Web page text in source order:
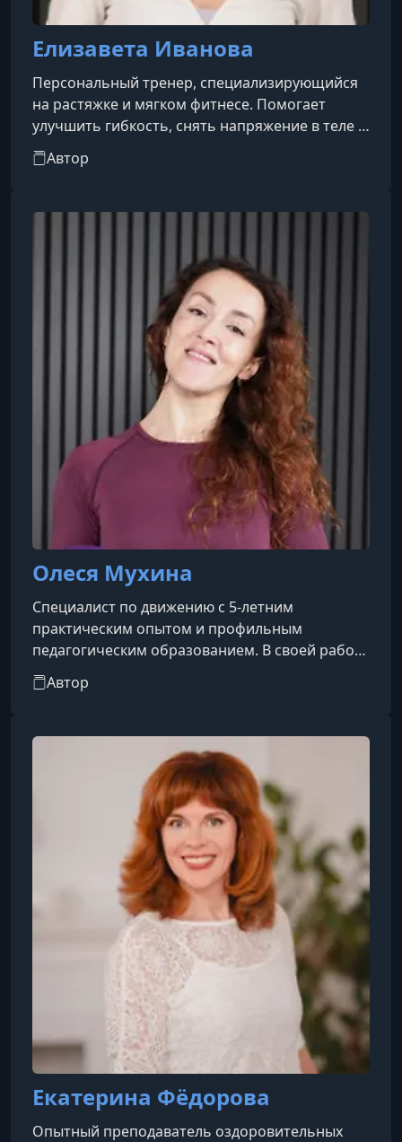
Елизавета Иванова
Персональный тренер, специализирующийся
на растяжке и мягком фитнесе. Помогает
улучшить гибкость, снять напряжение в теле и
укрепить мышцы без перегрузок. В своей
работе делает акцент на бережном подходе,
Автор
Олеся Мухина
Специалист по движению с 5-летним
практическим опытом и профильным
педагогическим образованием. В своей работе
она опирается на принципы биомеханики,
осознанного движения и постепочного
безопасности, качеству выполнения
упражнений и формированию устойчивых
двигательных навыков.
Автор
Екатерина Фёдорова
Опытный преподаватель оздоровительных